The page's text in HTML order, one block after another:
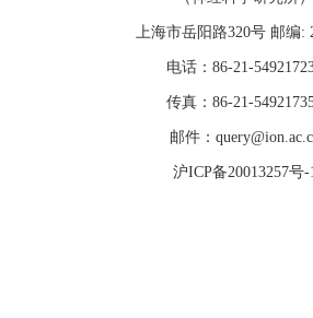
上海市岳阳路320号 邮编:
电话：86-21-
传真：86-21-
邮件：
沪ICP备20013257号-